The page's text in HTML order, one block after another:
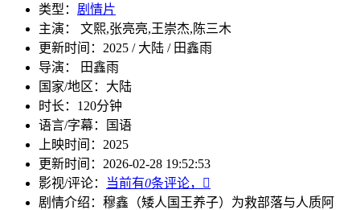
类型： 剧情片
主演： 文熙,张亮亮,王崇杰,陈三木
更新时间： 2025 / 大陆 / 田鑫雨
导演： 田鑫雨
国家/地区： 大陆
时长： 120分钟
语言/字幕：
国语
上映时间： 2025
更新时间： 2026-02-28 19:52:53
影视/评论：
当前有0条评论，

剧情介绍： 穆鑫（矮人国王养子）为救部落与人质阿